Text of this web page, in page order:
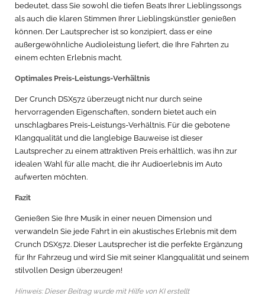
bedeutet, dass Sie sowohl die tiefen Beats Ihrer Lieblingssongs
als auch die klaren Stimmen Ihrer Lieblingskünstler genießen
können. Der Lautsprecher ist so konzipiert, dass er eine
außergewöhnliche Audioleistung liefert, die Ihre Fahrten zu
einem echten Erlebnis macht.
Optimales Preis-Leistungs-Verhältnis
Der Crunch DSX572 überzeugt nicht nur durch seine
hervorragenden Eigenschaften, sondern bietet auch ein
unschlagbares Preis-Leistungs-Verhältnis. Für die gebotene
Klangqualität und die langlebige Bauweise ist dieser
Lautsprecher zu einem attraktiven Preis erhältlich, was ihn zur
idealen Wahl für alle macht, die ihr Audioerlebnis im Auto
aufwerten möchten.
Fazit
Genießen Sie Ihre Musik in einer neuen Dimension und
verwandeln Sie jede Fahrt in ein akustisches Erlebnis mit dem
Crunch DSX572. Dieser Lautsprecher ist die perfekte Ergänzung
für Ihr Fahrzeug und wird Sie mit seiner Klangqualität und seinem
stilvollen Design überzeugen!
Hinweis: Dieser Beitrag wurde mit Hilfe von KI erstellt